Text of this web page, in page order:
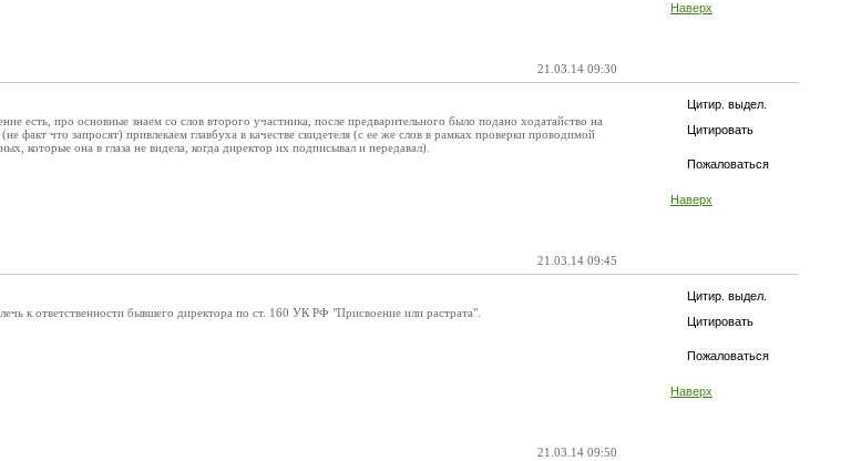
Наверх
21.03.14 09:30
Цитир. выдел.
Цитировать
Пожаловаться
Наверх
есть, про основные знаем со слов второго участника, после предварительного было подано ходатайство на
факт что запросят) привлекаем главбуха в качестве свидетеля (с ее же слов в рамках проверки проводимой
которые она в глаза не видела, когда директор их подписывал и передавал).
21.03.14 09:45
Цитир. выдел.
Цитировать
Пожаловаться
Наверх
к ответственности бывшего директора по ст. 160 УК РФ "Присвоение или растрата".
21.03.14 09:50